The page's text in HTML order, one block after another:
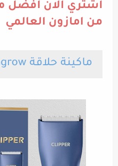
اشتري الان افضل
من امازون العالمي
ماكينة حلاقة Grimgrow